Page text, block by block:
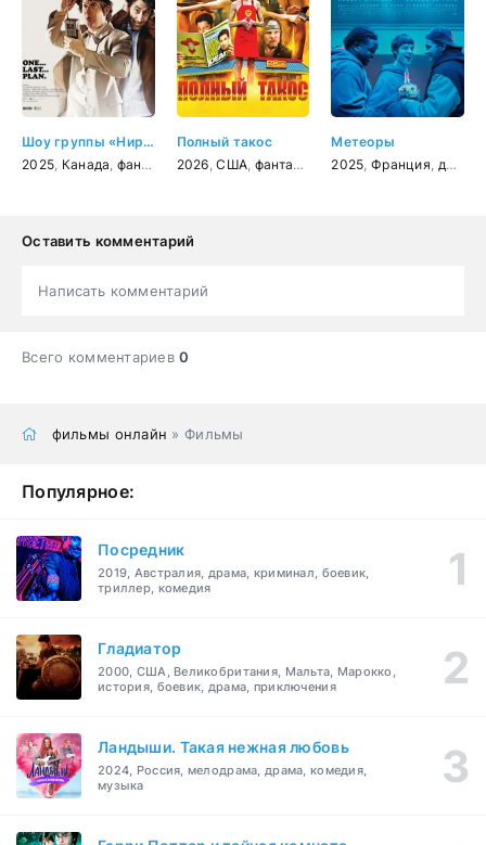
Шоу группы «Нирванна». Фильм
2025 Канада фантастика ,комедия,приключения
Полный такос
2026 ,США фантастика ,комедия,боевик,
Метеоры
2025 Франция драма
Оставить комментарий
Написать комментарий
Всего комментариев0
фильмы онлайн » Фильмы
Популярное:
Посредник
2019, Австралия, драма, криминал, боевик,
триллер, комедия
Гладиатор
2000, США, Великобритания, Мальта, Марокко,
история, боевик, драма, приключения
Ландыши. Такая нежная любовь
2024, Россия, мелодрама, драма, комедия,
музыка